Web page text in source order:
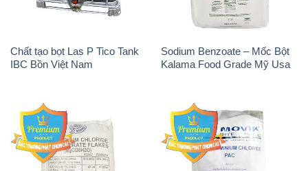
Chất tạo bọt Las P Tico Tank
IBC Bồn Việt Nam
Sodium Benzoate – Mốc Bột
Kalama Food Grade Mỹ Usa